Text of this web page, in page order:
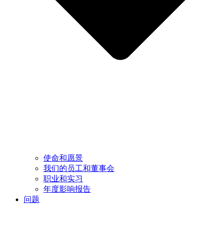
使命和愿景
我们的员工和董事会
职业和实习
年度影响报告
问题